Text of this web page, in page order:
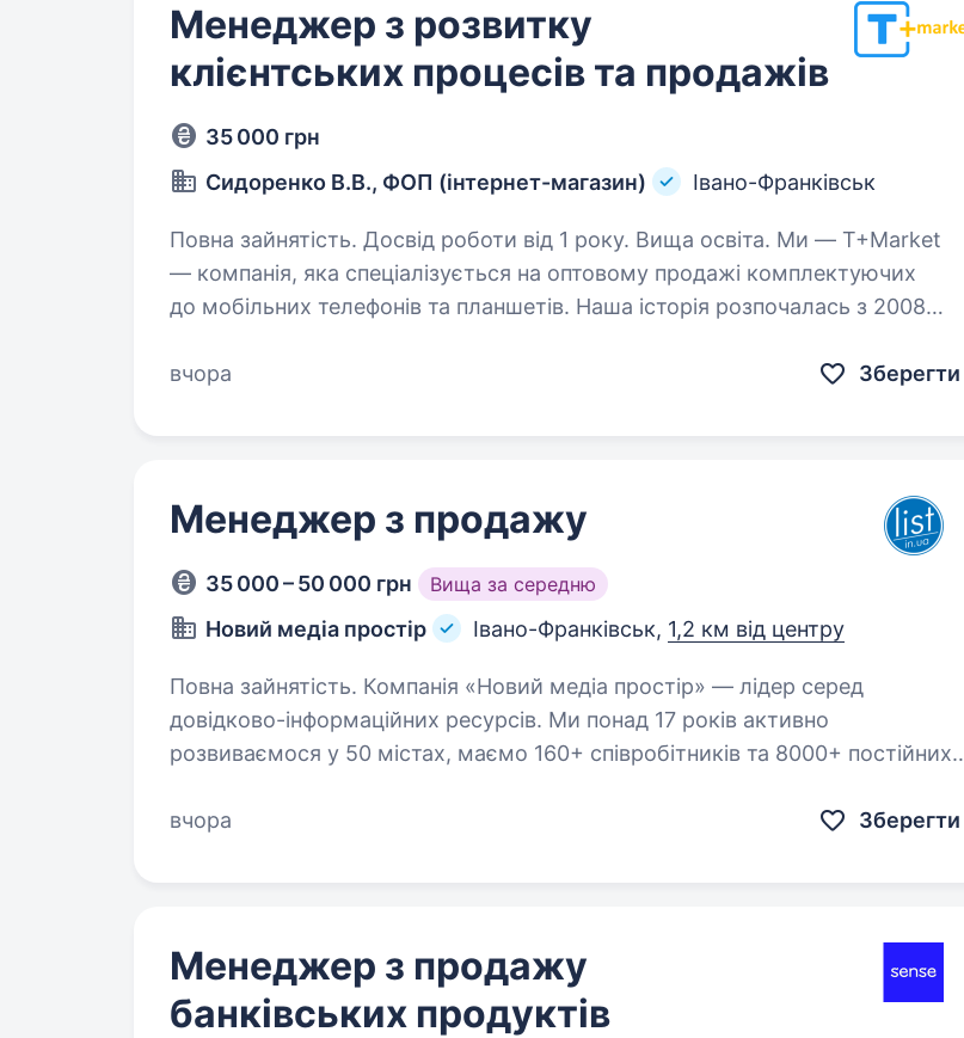
Менеджер з розвитку
клієнтських процесів та продажів
35 000 грн
Сидоренко В.В., ФОП (інтернет-магазин)
Івано-Франківськ
Повна зайнятість. Досвід роботи від 1 року. Вища освіта. Ми — Т+Market
— компанія, яка спеціалізується на оптовому продажі комплектуючих
до мобільних телефонів та планшетів. Наша історія розпочалась з 2008
вчора
Зберегти
Менеджер з продажу
35 000 – 50 000 грн Вища за середню
Новий медіа простір Івано-Франківськ, 1,2 км від центру
Повна зайнятість. Компанія «Новий медіа простір» — лідер серед
довідково-інформаційних ресурсів. Ми понад 17 років активно
розвиваємося у 50 містах, маємо 160+ співробітників та 8000+ постійних
вчора
Зберегти
Менеджер з продажу
банківських продуктів